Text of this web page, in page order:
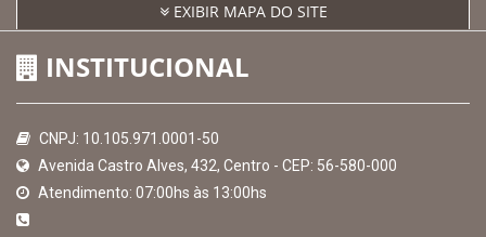
EXIBIR MAPA DO SITE
INSTITUCIONAL
CNPJ: 10.105.971.0001-50
Avenida Castro Alves, 432, Centro - CEP: 56-580-000
Atendimento: 07:00hs às 13:00hs